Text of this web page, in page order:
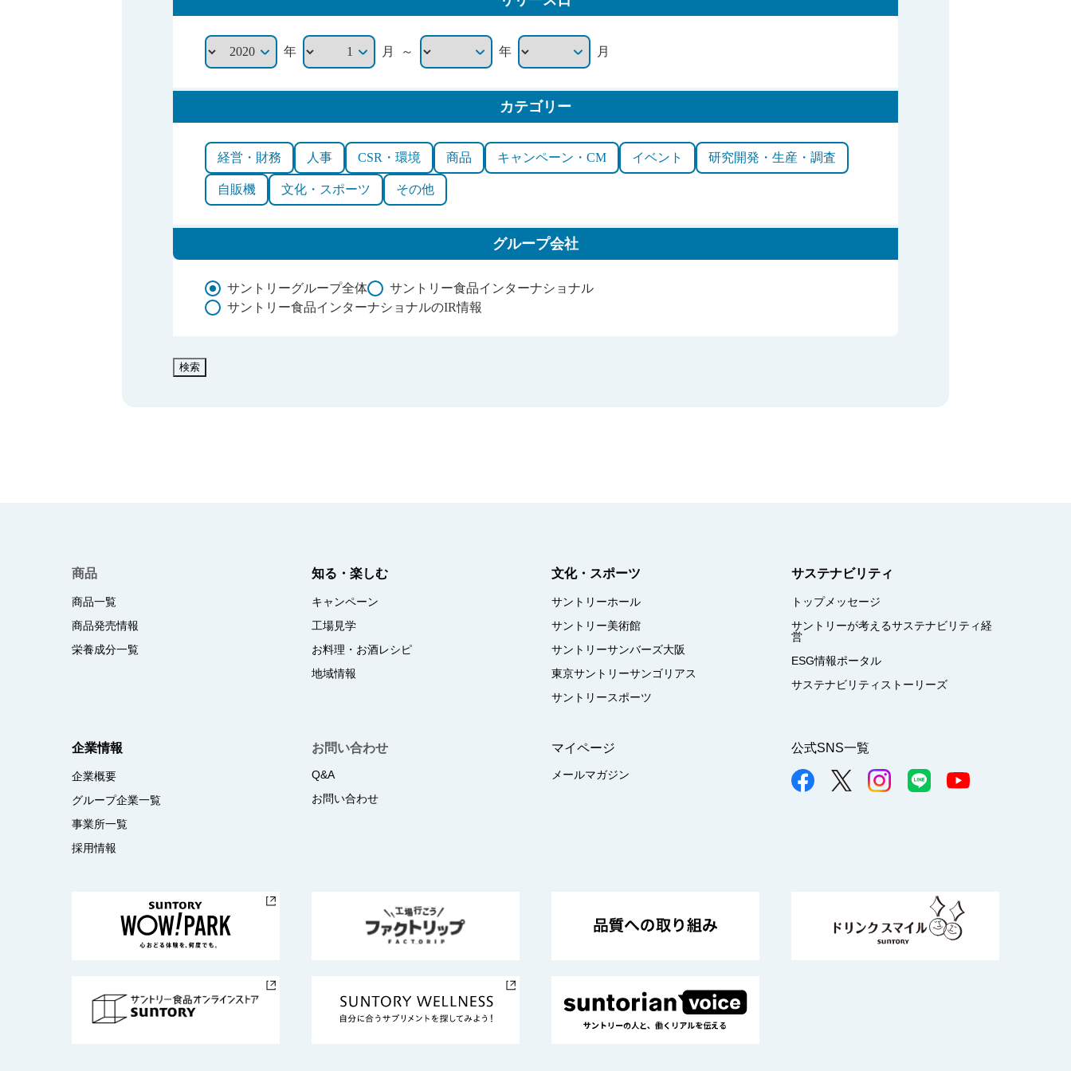
年 月 ～ 年 月
カテゴリー
経営・財務 人事 CSR・環境 商品 キャンペーン・CM イベント 研究開発・生産・調査
自販機 文化・スポーツ その他
グループ会社
サントリーグループ全体
サントリー食品インターナショナル
サントリー食品インターナショナルのIR情報
検索
商品
商品一覧
商品発売情報
栄養成分一覧
知る・楽しむ
キャンペーン
工場見学
お料理・お酒レシピ
地域情報
文化・スポーツ
サントリーホール
サントリー美術館
サントリーサンバーズ大阪
東京サントリーサンゴリアス
サントリースポーツ
サステナビリティ
トップメッセージ
サントリーが考えるサステナビリティ経
営
ESG情報ポータル
サステナビリティストーリーズ
企業情報
企業概要
グループ企業一覧
事業所一覧
採用情報
お問い合わせ
Q&A
お問い合わせ
マイページ
メールマガジン
公式SNS一覧